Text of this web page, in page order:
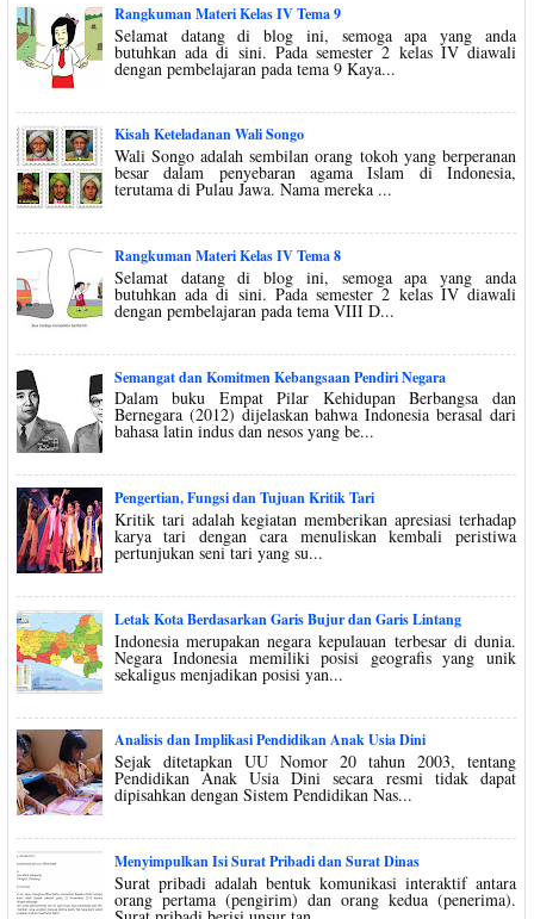
Rangkuman Materi Kelas IV Tema 9
Selamat datang di blog ini, semoga apa yang anda
butuhkan ada di sini. Pada semester 2 kelas IV diawali
dengan pembelajaran pada tema 9 Kaya...
Kisah Keteladanan Wali Songo
Wali Songo adalah sembilan orang tokoh yang berperanan
besar dalam penyebaran agama Islam di Indonesia,
terutama di Pulau Jawa. Nama mereka ...
Rangkuman Materi Kelas IV Tema 8
Selamat datang di blog ini, semoga apa yang anda
butuhkan ada di sini. Pada semester 2 kelas IV diawali
dengan pembelajaran pada tema VIII D...
Semangat dan Komitmen Kebangsaan Pendiri Negara
Dalam buku Empat Pilar Kehidupan Berbangsa dan
Bernegara (2012) dijelaskan bahwa Indonesia berasal dari
bahasa latin indus dan nesos yang be...
Pengertian, Fungsi dan Tujuan Kritik Tari
Kritik tari adalah kegiatan memberikan apresiasi terhadap
karya tari dengan cara menuliskan kembali peristiwa
pertunjukan seni tari yang su...
Letak Kota Berdasarkan Garis Bujur dan Garis Lintang
Indonesia merupakan negara kepulauan terbesar di dunia.
Negara Indonesia memiliki posisi geografis yang unik
sekaligus menjadikan posisi yan...
Analisis dan Implikasi Pendidikan Anak Usia Dini
Sejak ditetapkan UU Nomor 20 tahun 2003, tentang
Pendidikan Anak Usia Dini secara resmi tidak dapat
dipisahkan dengan Sistem Pendidikan Nas...
Menyimpulkan Isi Surat Pribadi dan Surat Dinas
Surat pribadi adalah bentuk komunikasi interaktif antara
orang pertama (pengirim) dan orang kedua (penerima).